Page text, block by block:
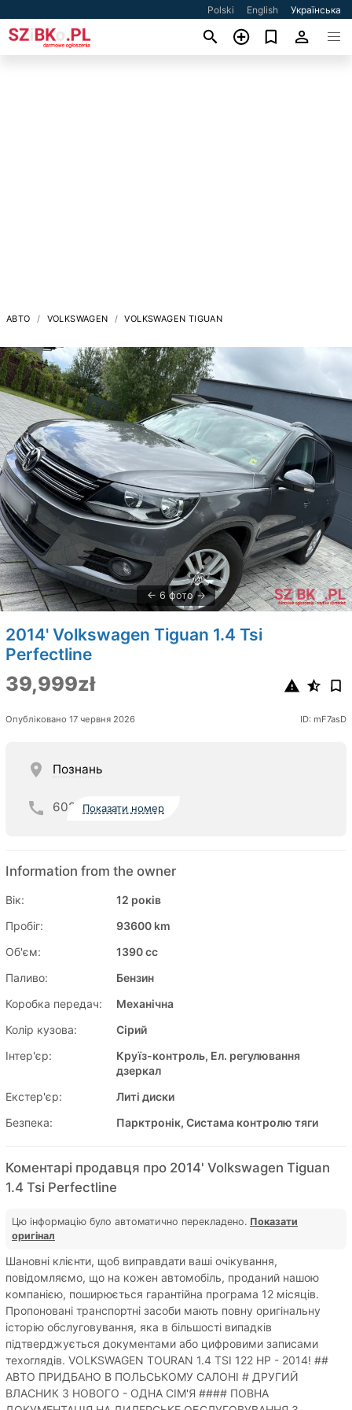
Polski English Українська
АВТО VOLKSWAGEN VOLKSWAGEN TIGUAN
6 фото
2014' Volkswagen Tiguan 1.4 Tsi
Perfectline
39,999zł
Опубліковано 17 червня 2026 ID: mF7asD
Познань
602 Показати номер
Information from the owner
Вік:
12 років
Пробіг:
93600 km
Об'єм:
1390 cc
Паливо:
Бензин
Коробка передач:
Механічна
Колір кузова:
Сірий
Інтер'єр:
Круїз-контроль, Ел. регулювання
дзеркал
Екстер'єр:
Литі диски
Безпека:
Парктронік, Систама контролю тяги
Коментарі продавця про 2014' Volkswagen Tiguan
1.4 Tsi Perfectline
Цю інформацію було автоматично перекладено. Показати
оригінал
Шановні клієнти, щоб виправдати ваші очікування,
повідомляємо, що на кожен автомобіль, проданий нашою
компанією, поширюється гарантійна програма 12 місяців.
Пропоновані транспортні засоби мають повну оригінальну
історію обслуговування, яка в більшості випадків
підтверджується документами або цифровими записами
техоглядів. VOLKSWAGEN TOURAN 1.4 TSI 122 HP - 2014! ##
АВТО ПРИДБАНО В ПОЛЬСЬКОМУ САЛОНІ # ДРУГИЙ
ВЛАСНИК З НОВОГО - ОДНА СІМ'Я #### ПОВНА